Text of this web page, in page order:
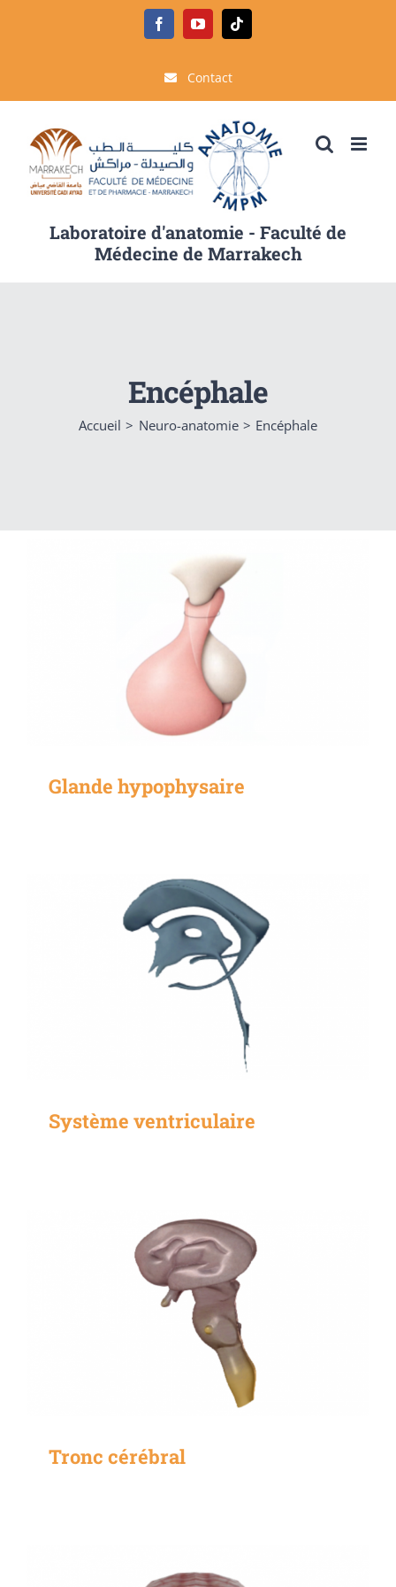
FacebookYouTubeTiktok
Contact
Laboratoire d'anatomie - Faculté de
Médecine de Marrakech
Encéphale
Accueil Neuro-anatomie Encéphale
Glande hypophysaire
Système ventriculaire
Tronc cérébral